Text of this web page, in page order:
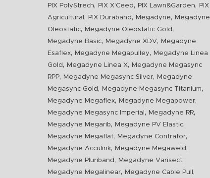
PIX PolyStrech, PIX X'Ceed , PIX Lawn&Garden,
PIX
Agricultural , PIX Duraband , Megadyne,
Megadyne
Oleostatic, Megadyne Oleostatic Gold ,
Megadyne Basic, Megadyne XDV,
Megadyne
Esaflex, Megadyne Megapulley,
Megadyne Linea
Gold , Megadyne Linea X,
Megadyne Megasync
RPP, Megadyne Megasync Silver,
Megadyne
Megasync Gold , Megadyne Megasync Titanium,
Megadyne Megaflex, Megadyne Megapower,
Megadyne Megasync Imperial , Megadyne RR,
Megadyne Megarib, Megadyne PV Elastic,
Megadyne Megaflat, Megadyne Contrafor,
Megadyne Acculink, Megadyne Megaweld ,
Megadyne Pluriband , Megadyne Varisect,
Megadyne Megalinear, Megadyne Cable Pull ,